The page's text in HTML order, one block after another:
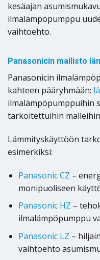
kesäajan
ilmalämpöpumppu
vaihtoehto.
Panasonicin mallisto
Panasonicin
kahteen pääryhmään:
ilmalämpöpumppuihin
tarkoitettuihin
Lämmityskäyttöön
esimerkiksi:
Panasonic CZ –
monipuoliseen
Panasonic HZ –
ilmalämpöpumppu
Panasonic LZ –
vaihtoehto